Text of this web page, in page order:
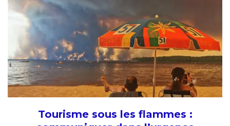
Tourisme sous les flammes :